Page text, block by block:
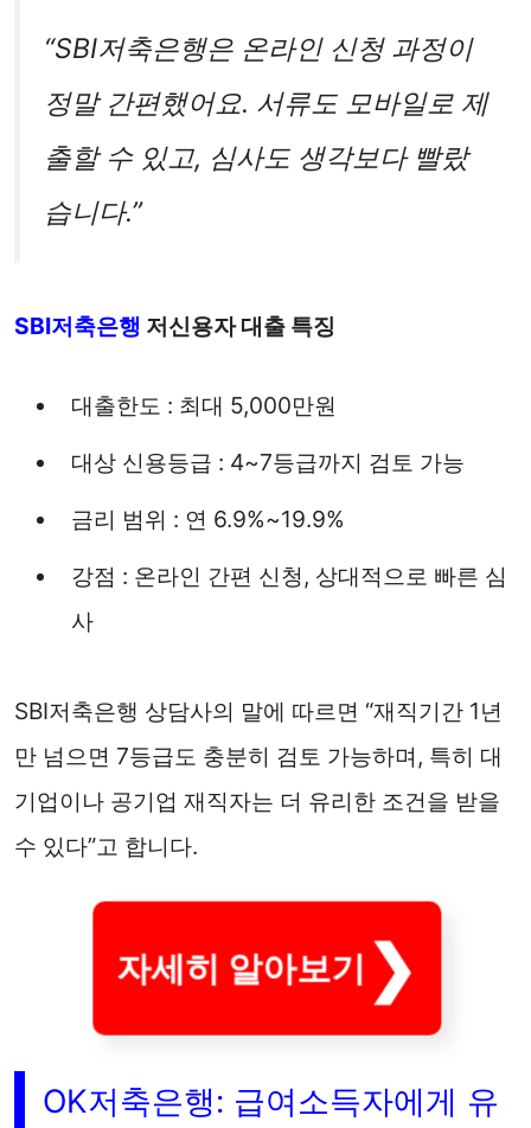
“SBI저축은행은 온라인 신청 과정이
정말 간편했어요. 서류도 모바일로 제
출할 수 있고, 심사도 생각보다 빨랐
습니다.”
SBI저축은행 저신용자 대출 특징
대출한도 : 최대 5,000만원
대상 신용등급 : 4~7등급까지 검토 가능
금리 범위 : 연 6.9%~19.9%
강점 : 온라인 간편 신청, 상대적으로 빠른 심
사
SBI저축은행 상담사의 말에 따르면 “재직기간 1년
만 넘으면 7등급도 충분히 검토 가능하며, 특히 대
기업이나 공기업 재직자는 더 유리한 조건을 받을
수 있다”고 합니다.
자세히 알아보기
OK저축은행: 급여소득자에게 유